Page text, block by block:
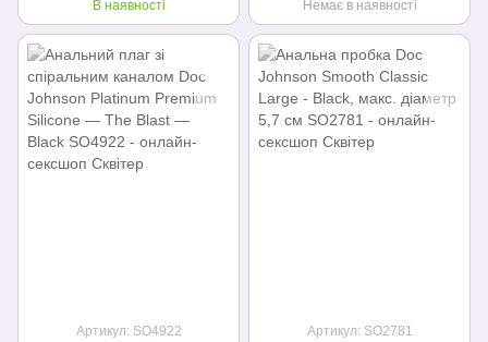
В наявності Немає в наявності
Артикул: SO4922 Артикул: SO2781